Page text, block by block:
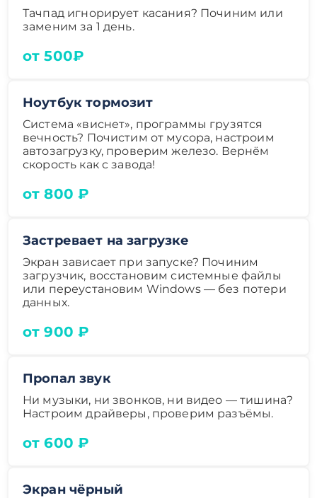
Тачпад игнорирует касания? Починим или
заменим за 1 день.
от 500₽
Ноутбук тормозит
Система «виснет», программы грузятся
вечность? Почистим от мусора, настроим
автозагрузку, проверим железо. Вернём
скорость как с завода!
от 800 ₽
Застревает на загрузке
Экран зависает при запуске? Починим
загрузчик, восстановим системные файлы
или переустановим Windows — без потери
данных.
от 900 ₽
Пропал звук
Ни музыки, ни звонков, ни видео — тишина?
Настроим драйверы, проверим разъёмы.
от 600 ₽
Экран чёрный